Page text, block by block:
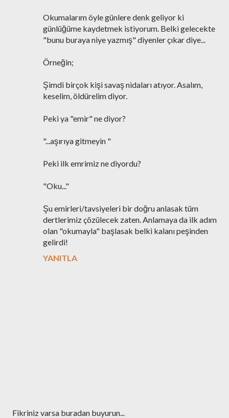
Okumalarım öyle günlere denk geliyor ki
günlüğüme kaydetmek istiyorum. Belki gelecekte
"bunu buraya niye yazmış" diyenler çıkar diye...
Örneğin;
Şimdi birçok kişi savaş nidaları atıyor. Asalım,
keselim, öldürelim diyor.
Peki ya "emir" ne diyor?
"...aşırıya gitmeyin "
Peki ilk emrimiz ne diyordu?
"Oku..."
Şu emirleri/tavsiyeleri bir doğru anlasak tüm
dertlerimiz çözülecek zaten. Anlamaya da ilk adım
olan "okumayla" başlasak belki kalanı peşinden
gelirdi!
YANITLA
Y
Fikriniz varsa buradan buyurun...